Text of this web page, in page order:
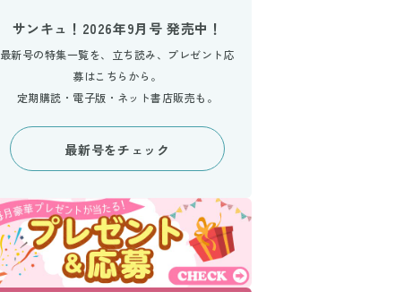
サンキュ！2026年9月号 発売中！
最新号の特集一覧を、立ち読み、プレゼント応
募はこちらから。
定期購読・電子版・ネット書店販売も。
最新号をチェック